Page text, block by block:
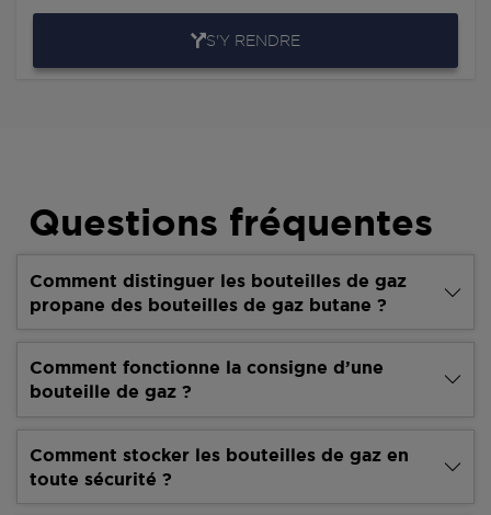
S'Y RENDRE
Questions fréquentes
Comment distinguer les bouteilles de gaz
propane des bouteilles de gaz butane ?
Comment fonctionne la consigne d’une
bouteille de gaz ?
Comment stocker les bouteilles de gaz en
toute sécurité ?